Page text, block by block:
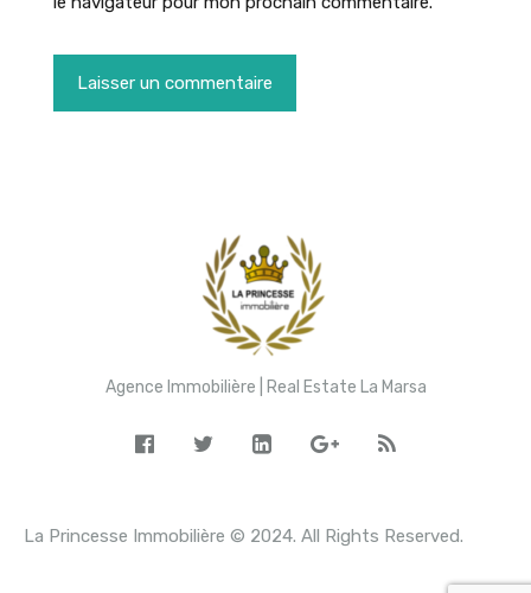
Agence Immobilière | Real Estate La Marsa
La Princesse Immobilière © 2024. All Rights Reserved.